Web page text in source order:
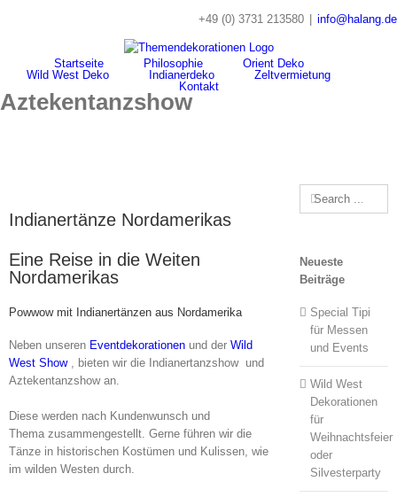
+49 (0) 3731 213580 info@halang.de
Startseite Philosophie
Orient Deko
Wild West Deko
Indianerdeko
Zeltvermietung
Kontakt
Aztekentanzshow
Indianertänze Nordamerikas
Eine Reise in die Weiten
Nordamerikas
Powwow mit Indianertänzen aus Nordamerika
Neben unseren Eventdekorationen und der Wild
West Show , bieten wir die Indianertanzshow und
Aztekentanzshow an.
Diese werden nach Kundenwunsch und
Thema zusammengestellt. Gerne führen wir die
Tänze in historischen Kostümen und Kulissen, wie
im wilden Westen durch.
Search
for:
Neueste
Beiträge
Special Tipi
für Messen
und Events
Wild West
Dekorationen
für
Weihnachtsfeier
oder
Silvesterparty